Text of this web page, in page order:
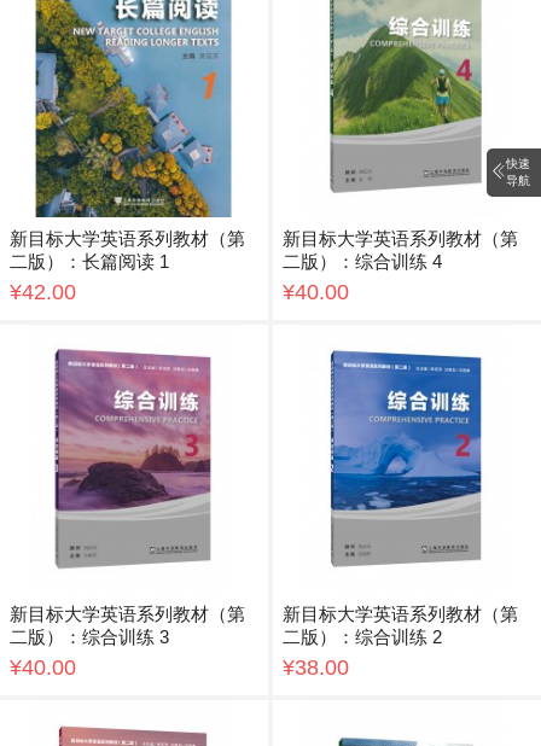
新目标大学英语系列教材（第
二版）：长篇阅读 1
¥42.00
新目标大学英语系列教材（第
二版）：综合训练 4
¥40.00
新目标大学英语系列教材（第
二版）：综合训练 3
¥40.00
新目标大学英语系列教材（第
二版）：综合训练 2
¥38.00
快速
导航